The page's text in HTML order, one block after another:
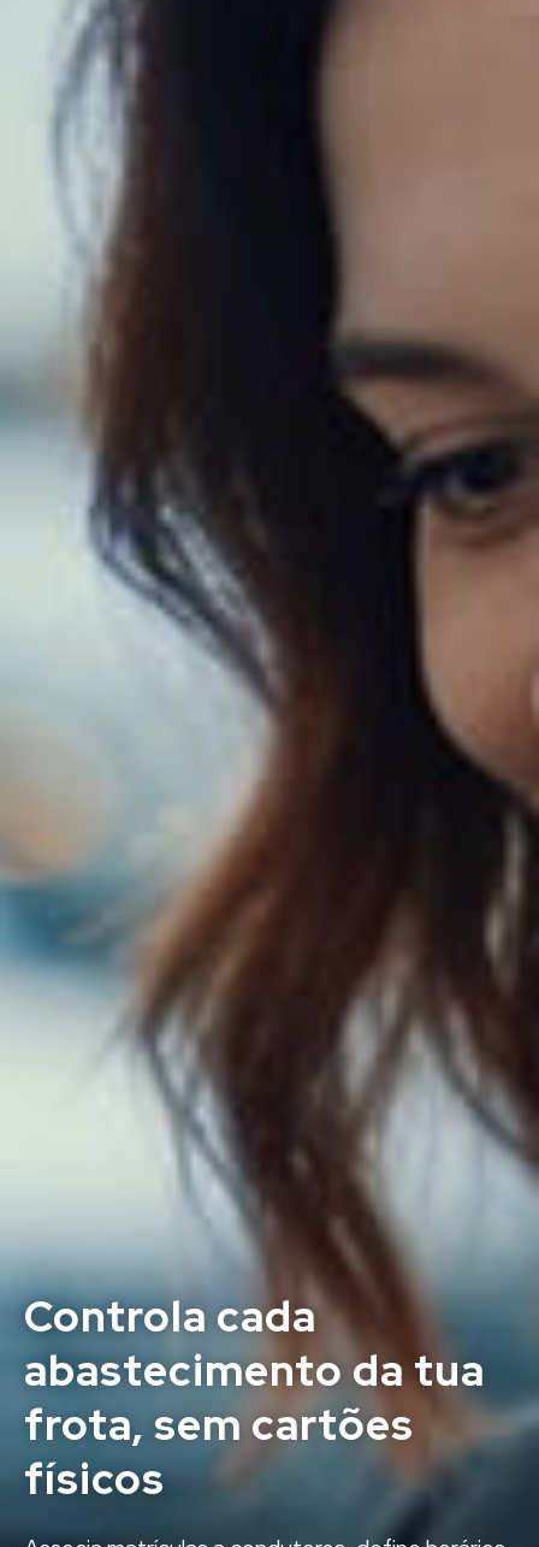
Controla cada
abastecimento da tua
frota, sem cartões
físicos